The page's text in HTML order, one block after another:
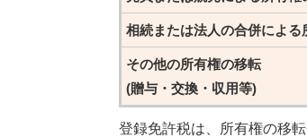
相続または法人の合併による
その他の所有権の移転
(贈与・交換・収用等)
登録免許税は、所有権の移